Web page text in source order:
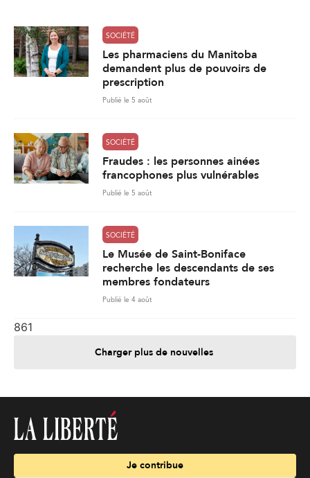
SOCIÉTÉ
Les pharmaciens du Manitoba
demandent plus de pouvoirs de
prescription
Publié le 5 août
SOCIÉTÉ
Fraudes : les personnes ainées
francophones plus vulnérables
Publié le 5 août
SOCIÉTÉ
Le Musée de Saint-Boniface
recherche les descendants de ses
membres fondateurs
Publié le 4 août
861
Charger plus de nouvelles
Je contribue